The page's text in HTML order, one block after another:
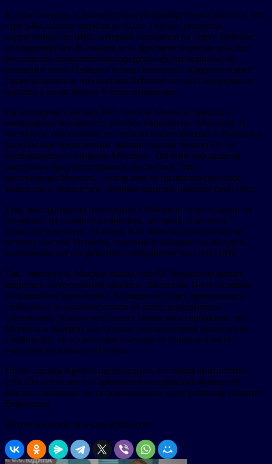
В свою очередь, в Минобороны Великобритании заявили, что
стрельбы вблизи корабля не было. Однако репортаж
корреспондента BBC, который находился на борту Defender,
это опровергает. В сюжете есть фрагмент переговоров, где
российские пограничники предупреждают эсминец об
открытии огня. Слышны и сами выстрелы. Корреспондент
также поделился, что экипаж Defender готовил вооружение
корабля к возможному боестолкновению.
На этом фоне канцлер ФРГ Ангела Меркель заявила о
необходимости прямого диалога Евросоюза с Москвой. В
частности, она сказала, что нужно искать контакт с Россией и
российским президентом, раскритиковав подход ЕС «к
провокациям со стороны Москвы». Об этом она заявила,
выступая перед депутатами в бундестаге. Это
выступлениеМеркель – последнее ее правительственное
заявление в бундестаге. Осенью канцлер покинет свой пост.
Тема выстраивания отношений с Москвой станет одной из
основных на саммите Евросоюза, который стартует в
Брюсселе в четверг, 24 июня. Как заявила приехавшая на
встречу Ангела Меркель, участники собираются обсудить
возможные шаги в развитии сотрудничества с Россией.
Так, Эммануэль Макрон сказал, что ЕС больше не может
мириться с отсутствием диалога с Москвой. По его словам,
налаживание контактов с Кремлем не будет проявлением
слабости и не означает отказа от ранее выдвинутых
требований. Накануне в прессе появились сообщения, что
Меркель и Макрон выступили с инициативой проведения
саммита ЕС на уровне глав государств и правительств с
участием Владимира Путина.
Пресс-служба Кремля подтвердила, что такая инициатива
есть. Она исходит от Германии и поддержана Францией.
Москва оценивает ее положительно и ждет решений саммита
Евросоюза.
Источник фото: news.myseldon.com